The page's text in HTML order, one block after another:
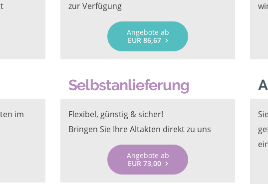
zur Verfügung
Angebote ab
EUR 86,67
im
Selbstanlieferung
Flexibel, günstig & sicher!
Bringen Sie Ihre Altakten direkt zu uns
Angebote ab
EUR 73,00